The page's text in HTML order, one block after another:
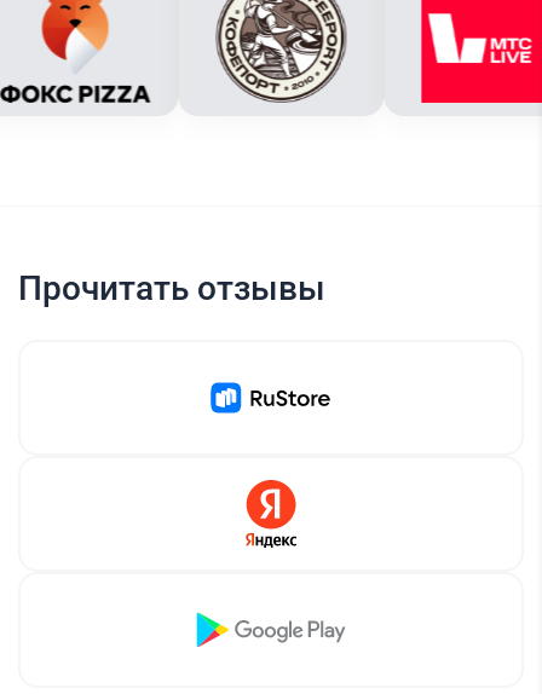
Прочитать отзывы